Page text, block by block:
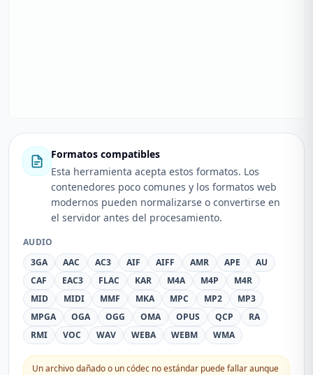
Formatos compatibles
Esta herramienta acepta estos formatos. Los
contenedores poco comunes y los formatos web
modernos pueden normalizarse o convertirse en
el servidor antes del procesamiento.
AUDIO
3GA
AAC AC3 AIF AIFF AMR APE
AU
CAF
EAC3 FLAC KAR M4A M4P
M4R
MID
MIDI MMF MKA MPC MP2
MP3
MPGA
OGA OGG OMA OPUS QCP
RA
RMI
VOC WAV WEBA WEBM WMA
Un archivo dañado o un códec no estándar puede fallar aunque